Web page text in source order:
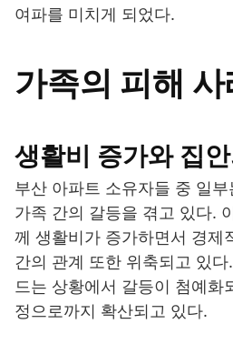
여파를 미치게 되었다.
가족의 피해 사
생활비 증가와 집
부산 아파트 소유자들 중 일
가족 간의 갈등을 겪고 있다.
께 생활비가 증가하면서 경제
간의 관계 또한 위축되고 있
드는 상황에서 갈등이 첨예화
정으로까지 확산되고 있다.